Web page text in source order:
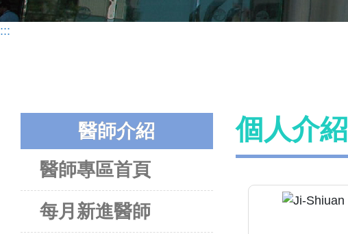
:::
醫師介紹
醫師專區首頁
每月新進醫師
個人介紹